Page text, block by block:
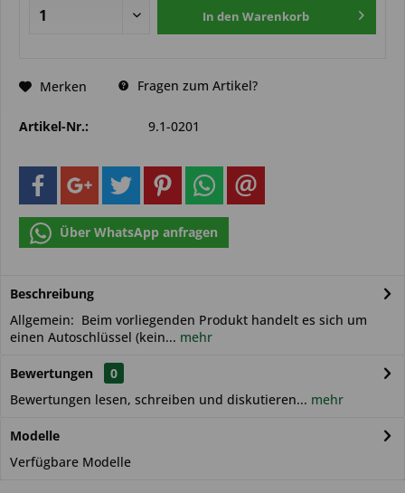
In den Warenkorb
Merken Fragen zum Artikel?
Artikel-Nr.: 9.1-0201
Über WhatsApp anfragen
Beschreibung
Allgemein: Beim vorliegenden Produkt handelt es sich um
einen Autoschlüssel (kein... mehr
Bewertungen
0
Bewertungen lesen, schreiben und diskutieren... mehr
Modelle
Verfügbare Modelle